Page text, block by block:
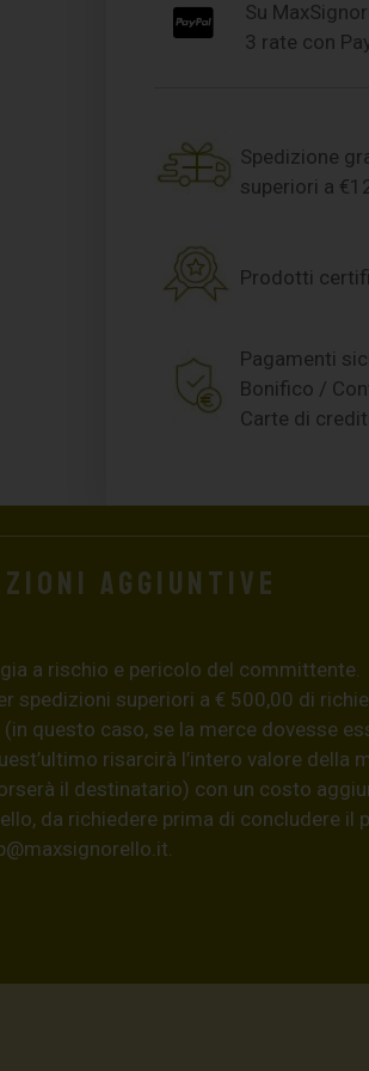
Su
3 rate con
Spedizione
superiori a
Prodotti
Pagamenti
Bonifico /
Carte di
aggiuntive
a rischio e pericolo del committente.
spedizioni superiori a € 500,00 di
questo caso, se la merce dovesse
risarcirà l’intero valore della
il destinatario) con un costo
da richiedere prima di concludere il